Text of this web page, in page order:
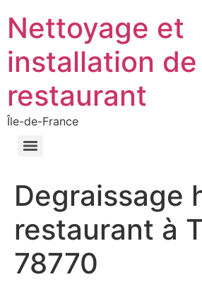
Nettoyage et
installation
restaurant
Île-de-France
Degraissage
restaurant à
78770